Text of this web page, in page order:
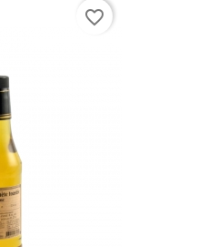
favorite_border